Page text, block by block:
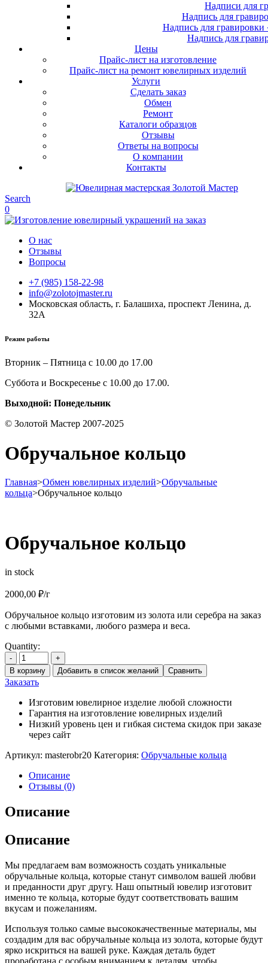
Надписи для
Надпись для
Надпись для
Надпись для
Цены
Прайс-лист на изготовление
Прайс-лист на ремонт ювелирных изделий
Услуги
Сделать заказ
Обмен
Ремонт
Каталоги образцов
Отзывы
Ответы на вопросы
О компании
Контакты
Search
0
О нас
Отзывы
Вопросы
+7 (985) 158-22-98
info@zolotojmaster.ru
Московская область, г. Балашиха, проспект Ленина, д.
32А
Режим работы
Вторник – Пятница с 10.00 до 17.00
Суббота и Воскресенье с 10.00 до 17.00.
Выходной: Понедельник
© Золотой Мастер 2007-2025
Обручальное кольцо
Главная>Обмен ювелирных изделий>Обручальные
кольца>Обручальное кольцо
Обручальное кольцо
in stock
2000,00 ₽/г
Обручальное кольцо изготовим из золота или серебра на заказ
с любыми вставками, любого размера и веса.
Quantity:
-
+
В корзину
Добавить в список желаний Сравнить
Заказать
Изготовим ювелирное изделие любой сложности
Гарантия на изготовление ювелирных изделий
Низкий уровень цен и гибкая система скидок при заказе
через сайт
Артикул: masterobr20 Категория: Обручальные кольца
Описание
Отзывы (0)
Описание
Описание
Мы предлагаем вам возможность создать уникальные
обручальные кольца, которые станут символом вашей любви
и преданности друг другу. Наш опытный ювелир изготовит
именно те кольца, которые будут соответствовать вашим
вкусам и пожеланиям.
Используя только самые высококачественные материалы, мы
создадим для вас обручальные кольца из золота, которые будут
ярко искриться на вашей руке. Каждая деталь будет
проработана с особым вниманием к деталям, чтобы